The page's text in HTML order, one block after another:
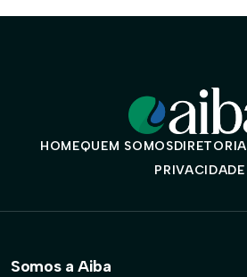
HOMEQUEM SOMOSDIRETORIA
PRIVACIDADE
Somos a Aiba